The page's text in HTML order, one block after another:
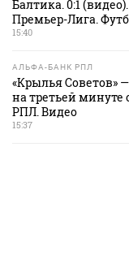
Балтика. 0:1
Премьер-Лига.
15:40
АЛЬФА-БАНК РПЛ
«Крылья Советов»
на третьей минуте
РПЛ. Видео
15:37